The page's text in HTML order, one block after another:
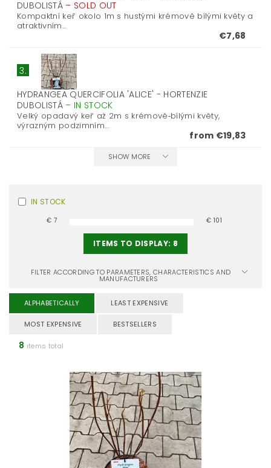
DUBOLISTÁ – SOLD OUT
Kompaktní keř okolo 1m s hustými krémově bílými květy a
atraktivním...
€7,68
3.
HYDRANGEA QUERCIFOLIA 'ALICE' - HORTENZIE
DUBOLISTÁ – IN STOCK
Velký opadavý keř až 2m s krémově‑bílými květy,
výrazným podzimním...
from €19,83
SHOW MORE
IN STOCK
€7 € 101
ITEMS TO DISPLAY: 8
FILTER ACCORDING TO PARAMETERS, CHARACTERISTICS AND
MANUFACTURERS
ALPHABETICALLY LEAST EXPENSIVE
MOST EXPENSIVE BESTSELLERS
8 items total